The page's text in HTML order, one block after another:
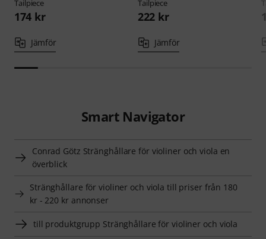
Tailpiece
174 kr
Jämför
Tailpiece
222 kr
Jämför
Smart Navigator
Conrad Götz Stränghållare för violiner och viola en
överblick
Stränghållare för violiner och viola till priser från 180
kr - 220 kr annonser
till produktgrupp Stränghållare för violiner och viola